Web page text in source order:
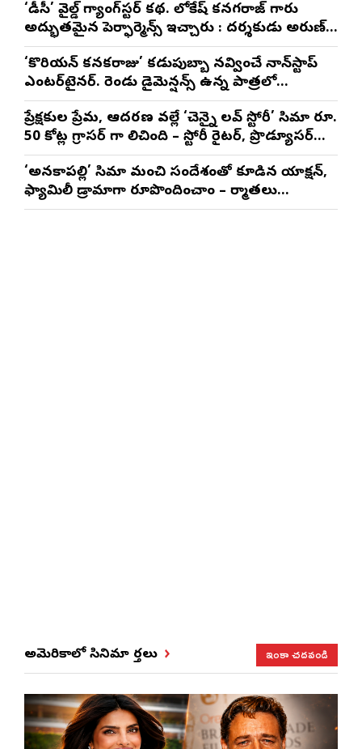
‘డీసీ’ వైల్డ్ గ్యాంగ్‌స్టర్ కథ. లోకేష్ కనగరాజ్ గారు
అద్భుతమైన పెర్ఫార్మెన్స్ ఇచ్చారు : దర్శకుడు అరుణ్
మాథేశ్వరన్
‘కొరియన్ కనకరాజు’ కడుపుబ్బా నవ్వించే నాన్‌స్టాప్
ఎంటర్‌టైనర్. రెండు డైమెన్షన్స్ ఉన్న పాత్రలో
నటించడం చాలా సంతృప్తినిచ్చింది : వరుణ్ తేజ్
ప్రేక్షకుల ప్రేమ, ఆదరణ వల్లే ‘చెన్నై లవ్ స్టోరీ’ సినిమా రూ.
50 కోట్ల గ్రాసర్ గా నిలిచింది – స్టోరీ రైటర్, ప్రొడ్యూసర్
సాయి రాజేష్
‘అనకాపల్లి’ సినిమాని మంచి సందేశంతో కూడిన యాక్షన్,
ఫ్యామిలీ డ్రామాగా రూపొందించాం – నిర్మాతలు
త్రినాథరావు నక్కిన, కాండ్రేగుల నాయుడు
అమెరికాలో సినిమా వార్తలు ఇంకా చదవండి